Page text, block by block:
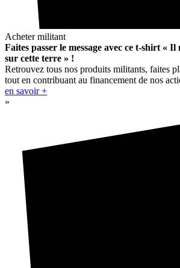
Acheter militant
Faites passer le message avec ce t-shirt « Il
sur cette terre » !
Retrouvez tous nos produits militants, faites
tout en contribuant au financement de nos
en savoir +
»